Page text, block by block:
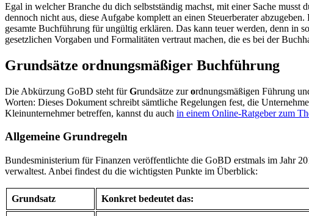
Egal in welcher Branche du dich selbstständig machst, mit einer Sache
dennoch nicht aus, diese Aufgabe komplett an einen Steuerberater
gesamte Buchführung für ungültig erklären. Das kann teuer werden, denn in
gesetzlichen Vorgaben und Formalitäten vertraut machen, die es bei der
Grundsätze ordnungsmäßiger Buchführung
Die Abkürzung GoBD steht fürGrundsätze zurordnungsmäßigen Führung
Worten: Dieses Dokument schreibt sämtliche Regelungen fest, die
Kleinunternehmer betreffen, kannst du auch in einem Online-Ratgeber zum
Allgemeine Grundregeln
Bundesministerium für Finanzen veröffentlichte die GoBD erstmals im Jahr
verwaltest. Anbei findest du die wichtigsten Punkte im Überblick:
Grundsatz Konkret bedeutet das: